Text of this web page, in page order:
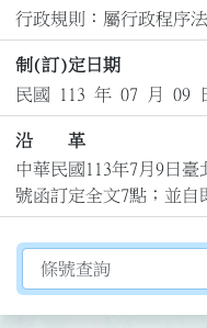
行政規則：屬行政程序
制(訂)定日期
民國 113 年 07 月 09
沿 革
中華民國113年7月9日臺
號函訂定全文7點；並自
切換選擇法規資訊內容